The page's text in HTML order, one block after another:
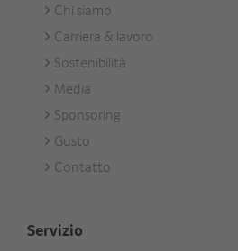
Footer
Unternehmen
Chi siamo
Carriera & lavoro
Sostenibilità
Media
Sponsoring
Gusto
Contatto
Servizio